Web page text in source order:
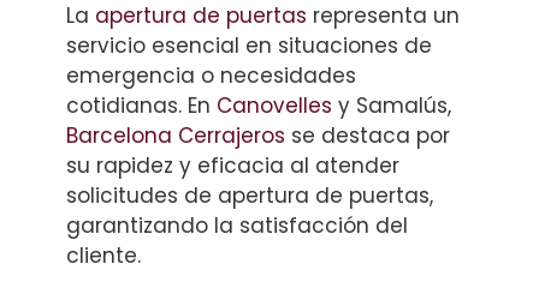
La apertura de puertas representa un
servicio esencial en situaciones de
emergencia o necesidades
cotidianas. En Canovelles y Samalús,
Barcelona Cerrajeros se destaca por
su rapidez y eficacia al atender
solicitudes de apertura de puertas,
garantizando la satisfacción del
cliente.